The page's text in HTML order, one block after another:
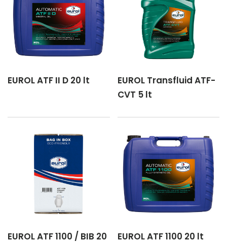
EUROL ATF II D 20 lt
EUROL Transfluid ATF-
CVT 5 lt
EUROL ATF 1100 / BIB 20
EUROL ATF 1100 20 lt